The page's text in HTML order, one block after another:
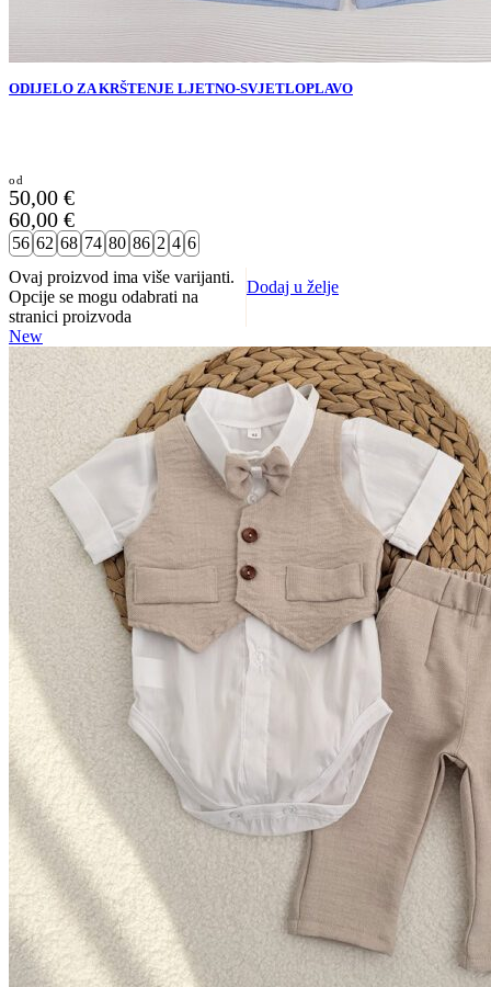
ODIJELO ZA KRŠTENJE LJETNO-SVJETLOPLAVO
50,00 €
60,00 €
56 62 68 74 80 86 2 4 6
Ovaj proizvod ima više varijanti.
Opcije se mogu odabrati na
stranici proizvoda
Dodaj u želje
New